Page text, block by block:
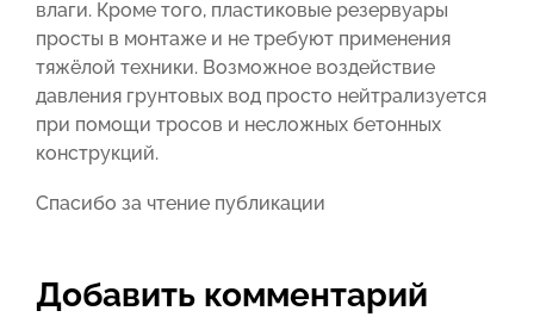
влаги. Кроме того, пластиковые резервуары
просты в монтаже и не требуют применения
тяжёлой техники. Возможное воздействие
давления грунтовых вод просто нейтрализуется
при помощи тросов и несложных бетонных
конструкций.
Спасибо за чтение публикации
Добавить комментарий